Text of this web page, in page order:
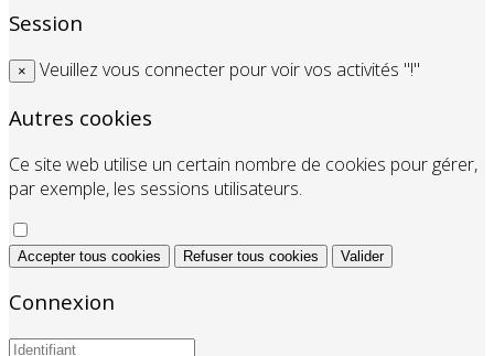
Session
× Veuillez vous connecter pour voir vos activités "!"
Autres cookies
Ce site web utilise un certain nombre de cookies pour gérer,
par exemple, les sessions utilisateurs.
Accepter tous cookies Refuser tous cookies Valider
Connexion